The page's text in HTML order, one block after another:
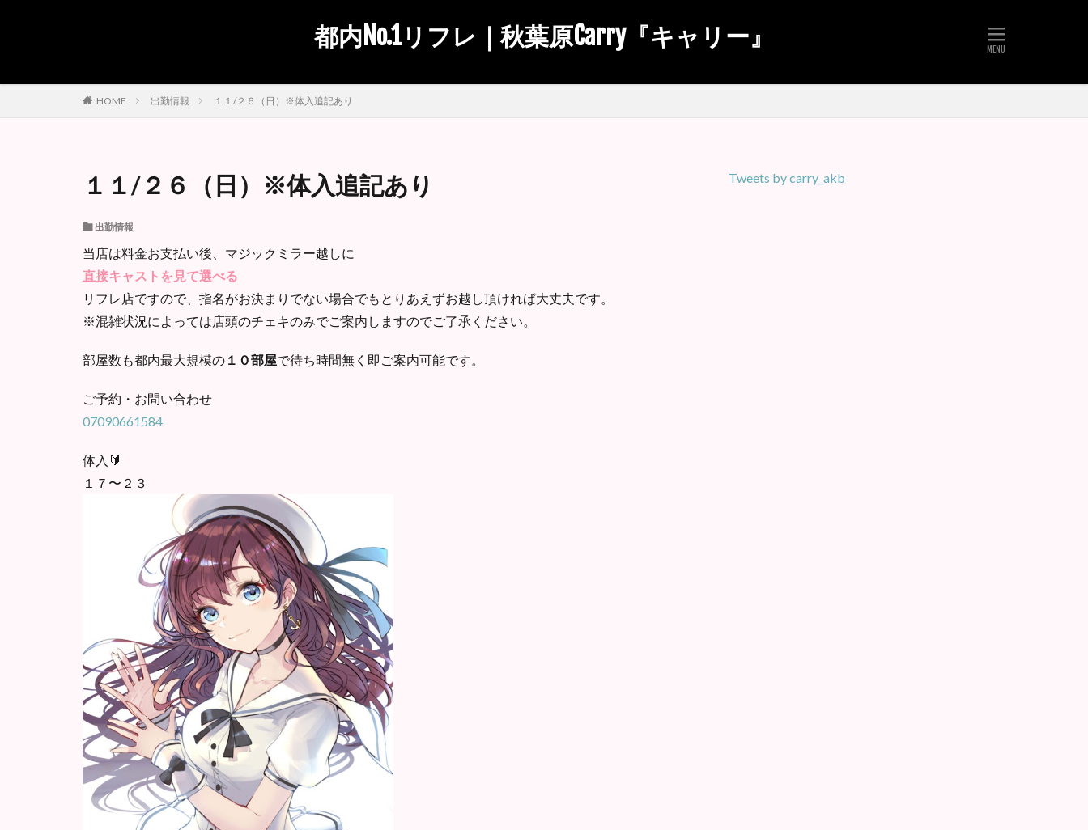
都内No.1リフレ｜秋葉原Carry『キャリー』
HOME 出勤情報 １１/２６（日）※体入追記あり
１１/２６（日）※体入追記あり
出勤情報
当店は料金お支払い後、マジックミラー越しに
直接キャストを見て選べる
リフレ店ですので、指名がお決まりでない場合でもとりあえずお越し頂ければ大丈夫です。
※混雑状況によっては店頭のチェキのみでご案内しますのでご了承ください。
部屋数も都内最大規模の １０部屋で待ち時間無く即ご案内可能です。
ご予約・お問い合わせ
07090661584
体入🔰
１７〜２３
Tweets by carry_akb